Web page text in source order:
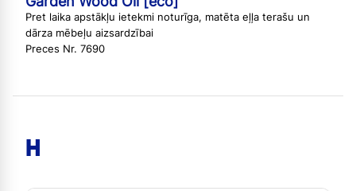
Pret laika apstākļu ietekmi noturīga, matēta eļļa terašu un
dārza mēbeļu aizsardzībai
Preces Nr. 7690
H